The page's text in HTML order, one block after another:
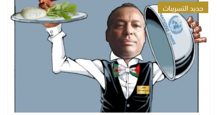
جديد التسريبات